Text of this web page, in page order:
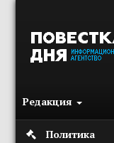
Редакция
Политика